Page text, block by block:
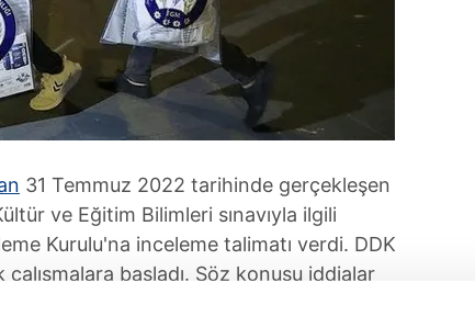
31 Temmuz 2022 tarihinde gerçekleşen
ve Eğitim Bilimleri sınavıyla ilgili
Kurulu'na inceleme talimatı verdi. DDK
başladı. Söz konusu iddialar
Merkezi (ÖSYM) Başkanı Halis